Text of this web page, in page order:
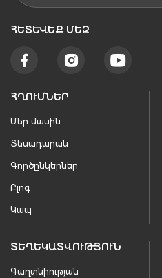
ՀԵՏԵՒԵՔ ՄԵԶ
ՀՂՈՒՄՆԵՐ
Մեր մասին
Տեսադարան
Գործընկերներ
Բլոգ
Կապ
ՏԵՂԵԿԱՏՎՈՒԹՅՈՒՆ
Գաղտնիության